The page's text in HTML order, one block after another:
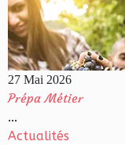
27 Mai 2026
Prépa Métier
...
Actualités